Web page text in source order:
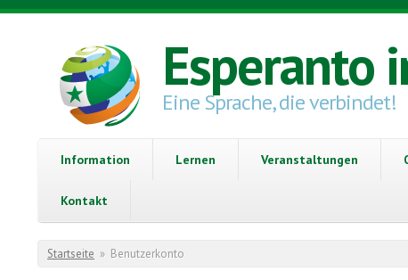
Direkt zum Inhalt
Esperanto
Eine Sprache, die verbindet!
Information Lernen Veranstaltungen
Kontakt
Sie sind hier
Startseite » Benutzerkonto